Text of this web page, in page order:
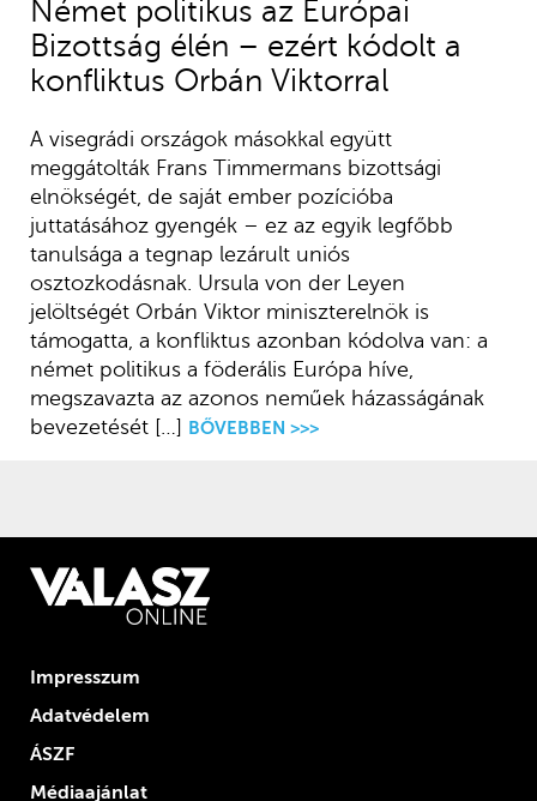
Német politikus az Európai
Bizottság élén – ezért kódolt a
konfliktus Orbán Viktorral
A visegrádi országok másokkal együtt
meggátolták Frans Timmermans bizottsági
elnökségét, de saját ember pozícióba
juttatásához gyengék – ez az egyik legfőbb
tanulsága a tegnap lezárult uniós
osztozkodásnak. Ursula von der Leyen
jelöltségét Orbán Viktor miniszterelnök is
támogatta, a konfliktus azonban kódolva van: a
német politikus a föderális Európa híve,
megszavazta az azonos neműek házasságának
bevezetését […] BŐVEBBEN >>>
Impresszum
Adatvédelem
ÁSZF
Médiaajánlat